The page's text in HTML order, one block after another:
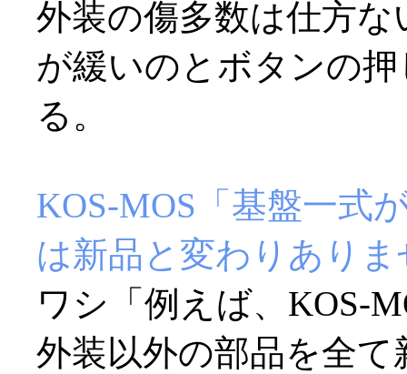
外装の傷多数は仕方
が緩いのとボタンの
る。
KOS-MOS「基盤一式
は新品と変わりあり
ワシ「例えば、KOS-
外装以外の部品を全